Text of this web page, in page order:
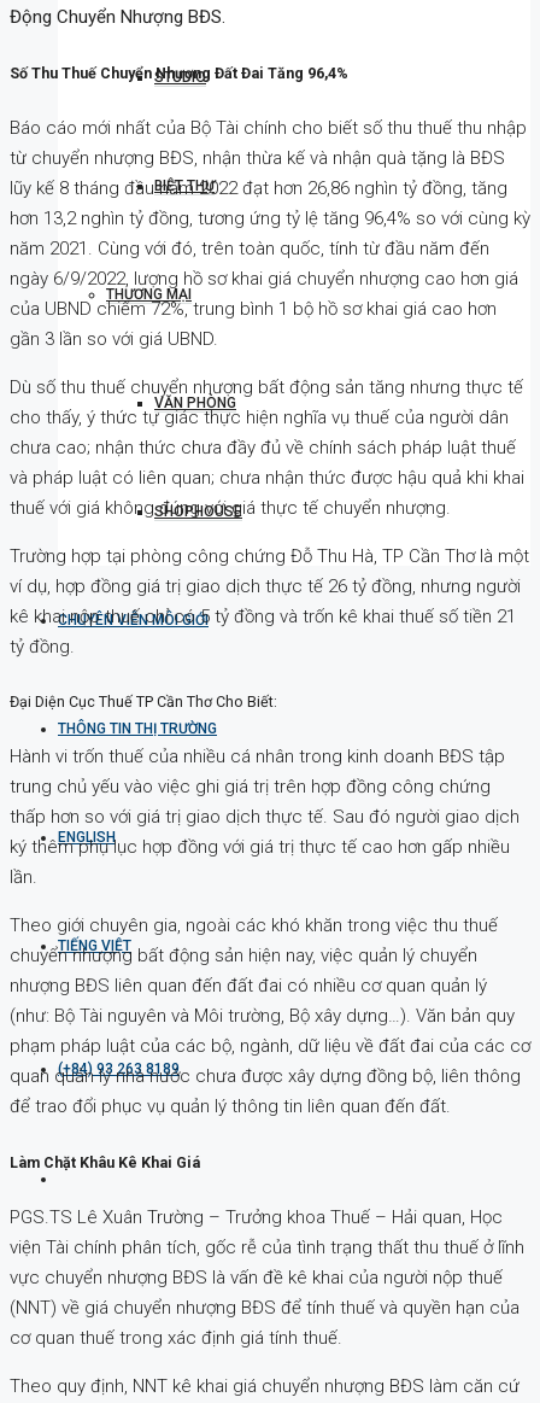
STUDIO
BIỆT THỰ
THƯƠNG MẠI
VĂN PHÒNG
SHOPHOUSE
CHUYÊN VIÊN MÔI GIỚI
THÔNG TIN THỊ TRƯỜNG
ENGLISH
TIẾNG VIỆT
(+84) 93 263 8189
Động Chuyển Nhượng BĐS.
Số Thu Thuế Chuyển Nhượng Đất Đai Tăng 96,4%
Báo cáo mới nhất của Bộ Tài chính cho biết số thu thuế thu nhập
từ chuyển nhượng BĐS, nhận thừa kế và nhận quà tặng là BĐS
lũy kế 8 tháng đầu năm 2022 đạt hơn 26,86 nghìn tỷ đồng, tăng
hơn 13,2 nghìn tỷ đồng, tương ứng tỷ lệ tăng 96,4% so với cùng kỳ
năm 2021. Cùng với đó, trên toàn quốc, tính từ đầu năm đến
ngày 6/9/2022, lượng hồ sơ khai giá chuyển nhượng cao hơn giá
của UBND chiếm 72%, trung bình 1 bộ hồ sơ khai giá cao hơn
gần 3 lần so với giá UBND.
Dù số thu thuế chuyển nhượng bất động sản tăng nhưng thực tế
cho thấy, ý thức tự giác thực hiện nghĩa vụ thuế của người dân
chưa cao; nhận thức chưa đầy đủ về chính sách pháp luật thuế
và pháp luật có liên quan; chưa nhận thức được hậu quả khi khai
thuế với giá không đúng với giá thực tế chuyển nhượng.
Trường hợp tại phòng công chứng Đỗ Thu Hà, TP Cần Thơ là một
ví dụ, hợp đồng giá trị giao dịch thực tế 26 tỷ đồng, nhưng người
kê khai nộp thuế chỉ có 5 tỷ đồng và trốn kê khai thuế số tiền 21
tỷ đồng.
Đại Diện Cục Thuế TP Cần Thơ Cho Biết:
Hành vi trốn thuế của nhiều cá nhân trong kinh doanh BĐS tập
trung chủ yếu vào việc ghi giá trị trên hợp đồng công chứng
thấp hơn so với giá trị giao dịch thực tế. Sau đó người giao dịch
ký thêm phụ lục hợp đồng với giá trị thực tế cao hơn gấp nhiều
lần.
Theo giới chuyên gia, ngoài các khó khăn trong việc thu thuế
chuyển nhượng bất động sản hiện nay, việc quản lý chuyển
nhượng BĐS liên quan đến đất đai có nhiều cơ quan quản lý
(như: Bộ Tài nguyên và Môi trường, Bộ xây dựng…). Văn bản quy
phạm pháp luật của các bộ, ngành, dữ liệu về đất đai của các cơ
quan quản lý nhà nước chưa được xây dựng đồng bộ, liên thông
để trao đổi phục vụ quản lý thông tin liên quan đến đất.
Làm Chặt Khâu Kê Khai Giá
PGS.TS Lê Xuân Trường – Trưởng khoa Thuế – Hải quan, Học
viện Tài chính phân tích, gốc rễ của tình trạng thất thu thuế ở lĩnh
vực chuyển nhượng BĐS là vấn đề kê khai của người nộp thuế
(NNT) về giá chuyển nhượng BĐS để tính thuế và quyền hạn của
cơ quan thuế trong xác định giá tính thuế.
Theo quy định, NNT kê khai giá chuyển nhượng BĐS làm căn cứ